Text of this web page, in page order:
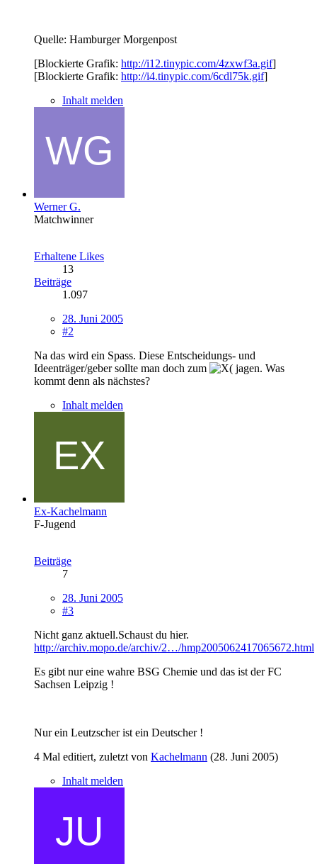
Quelle: Hamburger Morgenpost
[Blockierte Grafik: http://i12.tinypic.com/4zxwf3a.gif]
[Blockierte Grafik: http://i4.tinypic.com/6cdl75k.gif]
Inhalt melden
Werner G.
Matchwinner
Erhaltene Likes
13
Beiträge
1.097
28. Juni 2005
#2
Na das wird ein Spass. Diese Entscheidungs- und
Ideenträger/geber sollte man doch zum
jagen. Was
kommt denn als nächstes?
Inhalt melden
Ex-Kachelmann
F-Jugend
Beiträge
7
28. Juni 2005
#3
Nicht ganz aktuell.Schaust du hier.
http://archiv.mopo.de/archiv/2…/hmp2005062417065672.html
Es gibt nur eine wahre BSG Chemie und das ist der FC
Sachsen Leipzig !
Nur ein Leutzscher ist ein Deutscher !
4 Mal editiert, zuletzt von Kachelmann (28. Juni 2005)
Inhalt melden